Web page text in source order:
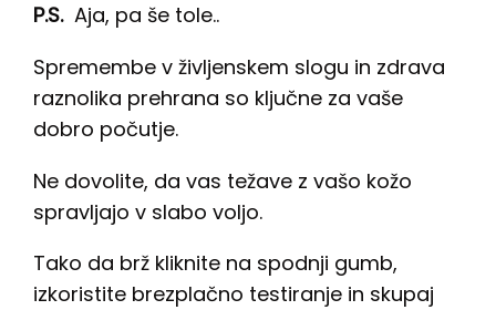
P.S.Aja, pa še tole..
Spremembe v življenskem slogu in zdrava
raznolika prehrana so ključne za vaše
dobro počutje.
Ne dovolite, da vas težave z vašo kožo
spravljajo v slabo voljo.
Tako da brž kliknite na spodnji gumb,
izkoristite brezplačno testiranje in skupaj